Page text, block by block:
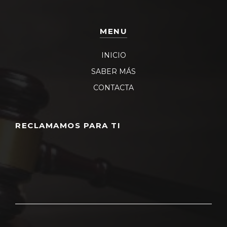
MENU
INICIO
SABER MÁS
CONTACTA
RECLAMAMOS PARA TI